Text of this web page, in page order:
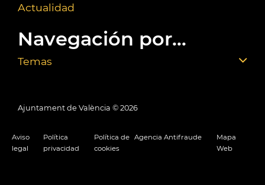
Actualidad
Navegación por...
Temas
Ajuntament de València © 2026
Aviso
legal
Política
privacidad
Política de
cookies
Agencia Antifraude
Mapa
Web